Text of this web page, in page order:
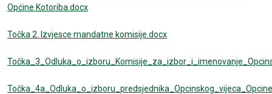
Općine Kotoriba.docx
Točka 2. Izvjesce mandatne komisije.docx